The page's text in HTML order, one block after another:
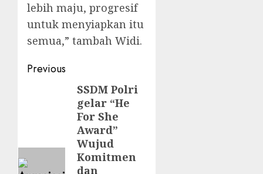
lebih maju, progresif
untuk menyiapkan itu
semua,” tambah Widi.
Previous
SSDM Polri
gelar “He
For She
Award”
Wujud
Komitmen
dan